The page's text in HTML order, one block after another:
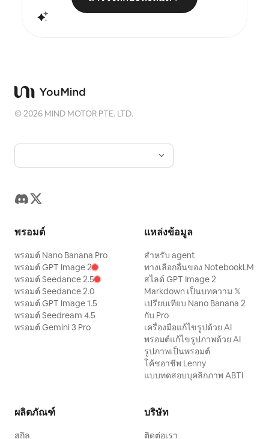
โปสเตอร์สถาปัตยกรรมและเมือง ภาพถ่ายบรรณาธิการ
แนวนามธรรม ปกภาพถ่ายสไตล์แกลเลอรี และชุดภาพ
©2026 MIND MOTOR PTE. LTD.
พรอมต์
พรอมต์ Nano Banana Pro
พรอมต์ GPT Image 2
พรอมต์ Seedance 2.5
พรอมต์ Seedance 2.0
พรอมต์ GPT Image 1.5
พรอมต์ Seedream 4.5
พรอมต์ Gemini 3 Pro
แหล่งข้อมูล
สำหรับ agent
ทางเลือกอื่นของ NotebookLM
สไลด์ GPT Image 2
Markdown เป็นบทความ 𝕏
เปรียบเทียบ Nano Banana 2
กับ Pro
เครื่องมือแก้ไขรูปด้วย AI
พรอมต์แก้ไขรูปภาพด้วย AI
รูปภาพเป็นพรอมต์
โค้ชอาชีพ Lenny
แบบทดสอบบุคลิกภาพ ABTI
ผลิตภัณฑ์
สกิล
บริษัท
ติดต่อเรา